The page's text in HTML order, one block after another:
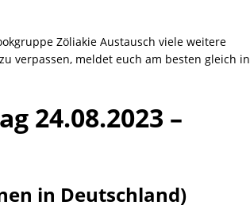
Zöliakie Austausch viele weitere
verpassen, meldet euch am besten gleich in
24.08.2023 –
in Deutschland)